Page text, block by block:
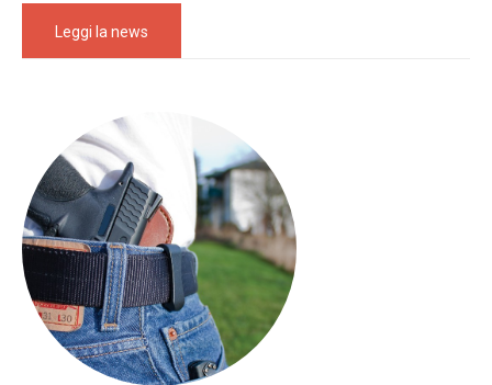
Leggi la news